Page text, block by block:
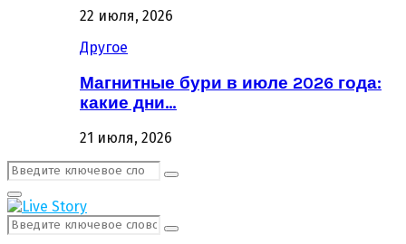
22 июля, 2026
Другое
Магнитные бури в июле 2026 года:
какие дни…
21 июля, 2026
Поиск:
Поиск
Первичное
Меню
Поиск:
Поиск